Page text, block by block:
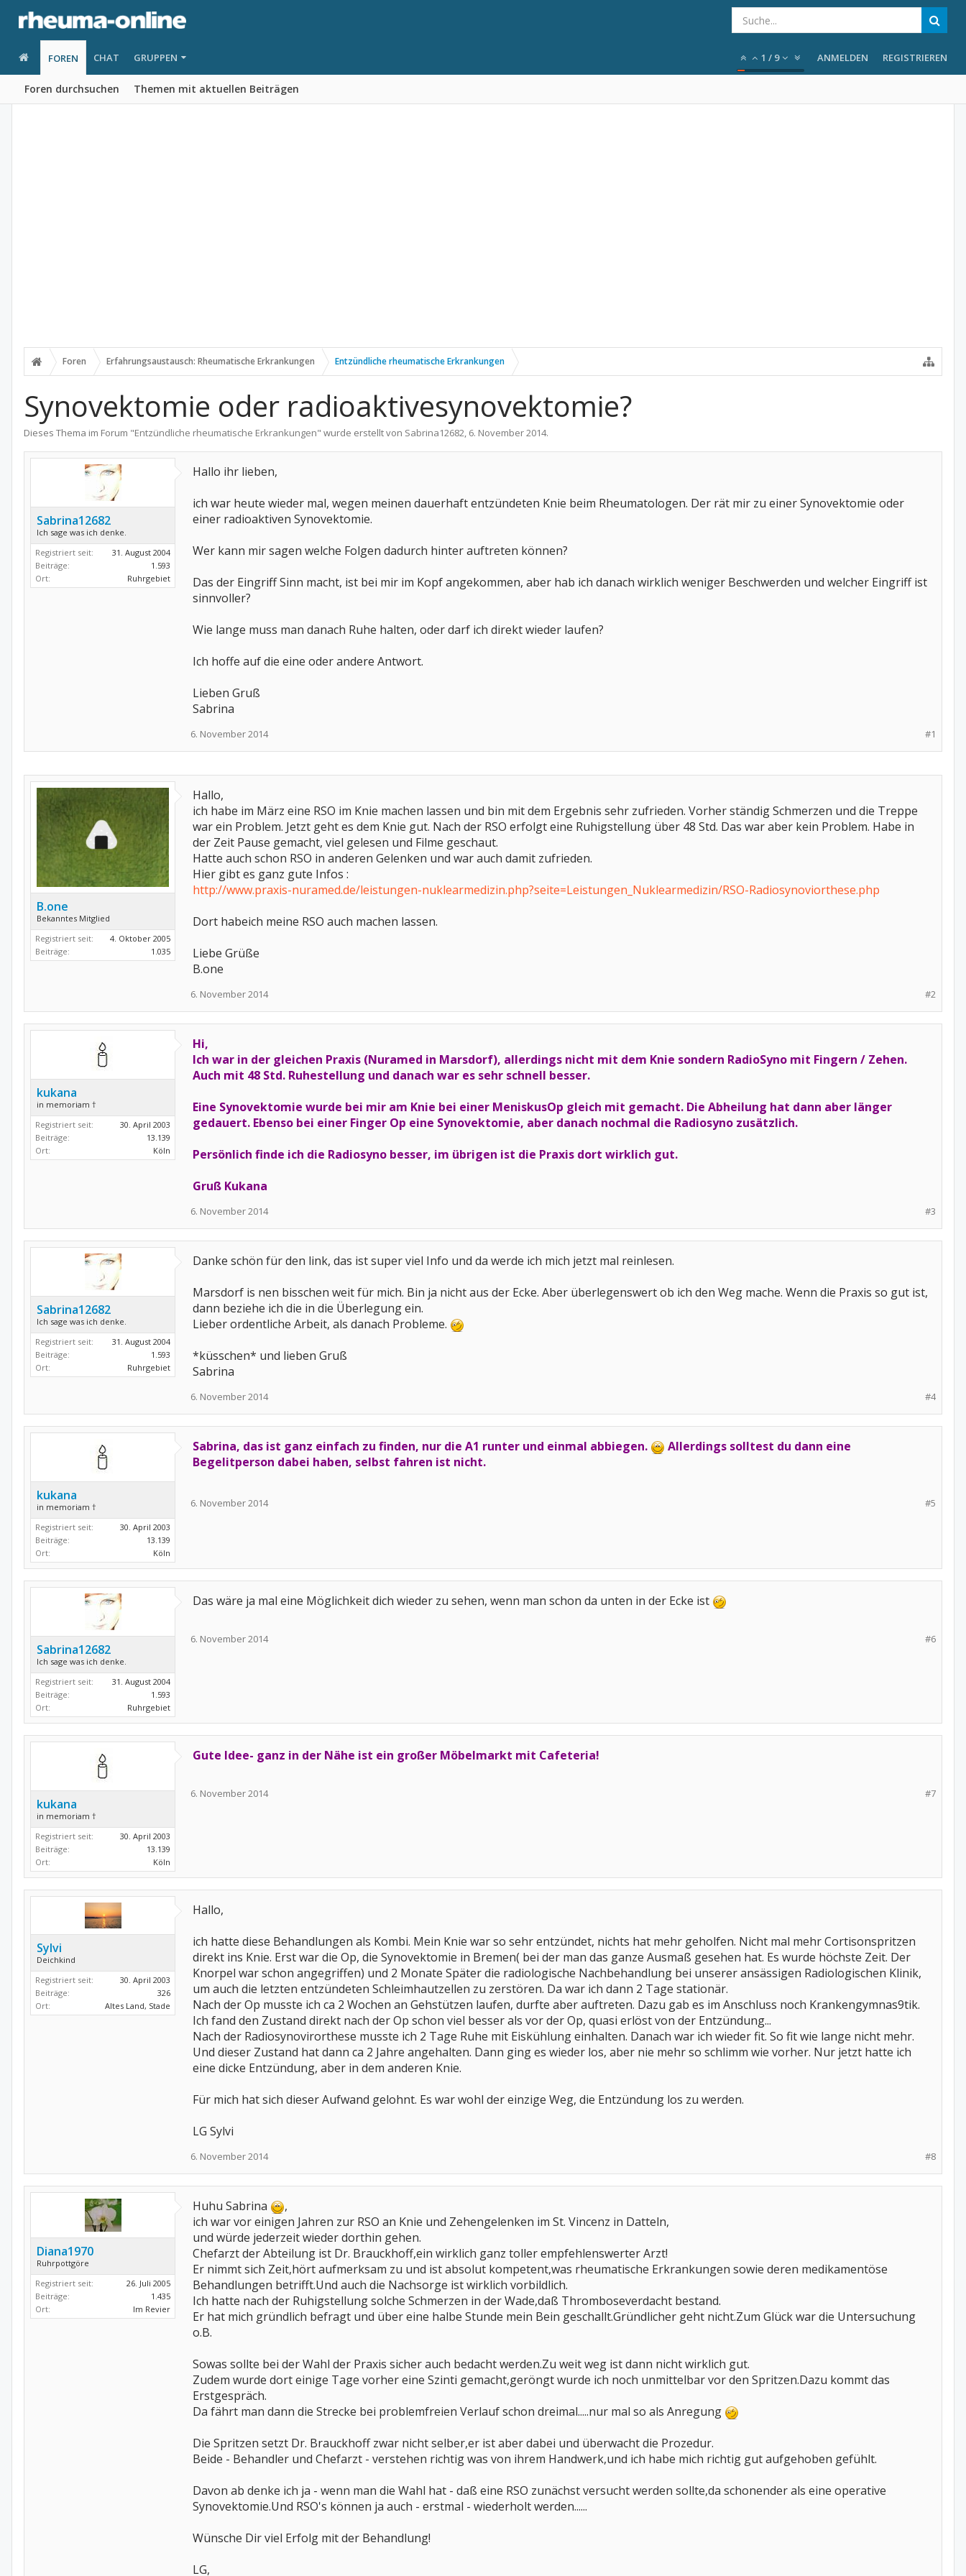
FOREN
Foren durchsuchen Themen mit aktuellen Beiträgen
CHAT GRUPPEN 1 / 9 ANMELDEN REGISTRIEREN
Foren Erfahrungsaustausch: Rheumatische Erkrankungen Entzündliche rheumatische Erkrankungen
Synovektomie oder radioaktivesynovektomie?
Dieses Thema im Forum "Entzündliche rheumatische Erkrankungen" wurde erstellt von Sabrina12682, 6. November 2014.
Sabrina12682
Ich sage was ich denke.
Registriert seit:
31. August 2004
Beiträge:
1.593
Ort:
Ruhrgebiet
Hallo ihr lieben,
ich war heute wieder mal, wegen meinen dauerhaft entzündeten Knie beim Rheumatologen. Der rät mir zu einer Synovektomie oder
einer radioaktiven Synovektomie.
Wer kann mir sagen welche Folgen dadurch hinter auftreten können?
Das der Eingriff Sinn macht, ist bei mir im Kopf angekommen, aber hab ich danach wirklich weniger Beschwerden und welcher Eingriff ist
sinnvoller?
Wie lange muss man danach Ruhe halten, oder darf ich direkt wieder laufen?
Ich hoffe auf die eine oder andere Antwort.
Lieben Gruß
Sabrina
#1
6. November 2014
B.one
Bekanntes Mitglied
Registriert seit:
4. Oktober 2005
Beiträge:
1.035
Hallo,
ich habe im März eine RSO im Knie machen lassen und bin mit dem Ergebnis sehr zufrieden. Vorher ständig Schmerzen und die Treppe
war ein Problem. Jetzt geht es dem Knie gut. Nach der RSO erfolgt eine Ruhigstellung über 48 Std. Das war aber kein Problem. Habe in
der Zeit Pause gemacht, viel gelesen und Filme geschaut.
Hatte auch schon RSO in anderen Gelenken und war auch damit zufrieden.
Hier gibt es ganz gute Infos :
http://www.praxis-nuramed.de/leistungen-nuklearmedizin.php?seite=Leistungen_Nuklearmedizin/RSO-Radiosynoviorthese.php
Dort habeich meine RSO auch machen lassen.
Liebe Grüße
B.one
#2
6. November 2014
kukana
in memoriam †
Registriert seit:
30. April 2003
Beiträge:
13.139
Ort:
Köln
Hi,
Ich war in der gleichen Praxis (Nuramed in Marsdorf), allerdings nicht mit dem Knie sondern RadioSyno mit Fingern / Zehen.
Auch mit 48 Std. Ruhestellung und danach war es sehr schnell besser.
Eine Synovektomie wurde bei mir am Knie bei einer MeniskusOp gleich mit gemacht. Die Abheilung hat dann aber länger
gedauert. Ebenso bei einer Finger Op eine Synovektomie, aber danach nochmal die Radiosyno zusätzlich.
Persönlich finde ich die Radiosyno besser, im übrigen ist die Praxis dort wirklich gut.
Gruß Kukana
#3
6. November 2014
Sabrina12682
Ich sage was ich denke.
Registriert seit:
31. August 2004
Beiträge:
1.593
Ort:
Ruhrgebiet
Danke schön für den link, das ist super viel Info und da werde ich mich jetzt mal reinlesen.
Marsdorf is nen bisschen weit für mich. Bin ja nicht aus der Ecke. Aber überlegenswert ob ich den Weg mache. Wenn die Praxis so gut ist,
dann beziehe ich die in die Überlegung ein.
Lieber ordentliche Arbeit, als danach Probleme.
*küsschen* und lieben Gruß
Sabrina
#4
6. November 2014
kukana
in memoriam †
Registriert seit:
30. April 2003
Beiträge:
13.139
Ort:
Köln
Sabrina, das ist ganz einfach zu finden, nur die A1 runter und einmal abbiegen.
Allerdings solltest du dann eine
Begelitperson dabei haben, selbst fahren ist nicht.
#5
6. November 2014
Sabrina12682
Ich sage was ich denke.
Registriert seit:
31. August 2004
Beiträge:
1.593
Ort:
Ruhrgebiet
Das wäre ja mal eine Möglichkeit dich wieder zu sehen, wenn man schon da unten in der Ecke ist
#6
6. November 2014
kukana
in memoriam †
Registriert seit:
30. April 2003
Beiträge:
13.139
Ort:
Köln
Gute Idee- ganz in der Nähe ist ein großer Möbelmarkt mit Cafeteria!
#7
6. November 2014
Sylvi
Deichkind
Registriert seit:
30. April 2003
Beiträge:
326
Ort:
Altes Land, Stade
Hallo,
ich hatte diese Behandlungen als Kombi. Mein Knie war so sehr entzündet, nichts hat mehr geholfen. Nicht mal mehr Cortisonspritzen
direkt ins Knie. Erst war die Op, die Synovektomie in Bremen( bei der man das ganze Ausmaß gesehen hat. Es wurde höchste Zeit. Der
Knorpel war schon angegriffen) und 2 Monate Später die radiologische Nachbehandlung bei unserer ansässigen Radiologischen Klinik,
um auch die letzten entzündeten Schleimhautzellen zu zerstören. Da war ich dann 2 Tage stationär.
Nach der Op musste ich ca 2 Wochen an Gehstützen laufen, durfte aber auftreten. Dazu gab es im Anschluss noch Krankengymnas9tik.
Ich fand den Zustand direkt nach der Op schon viel besser als vor der Op, quasi erlöst von der Entzündung...
Nach der Radiosynovirorthese musste ich 2 Tage Ruhe mit Eiskühlung einhalten. Danach war ich wieder fit. So fit wie lange nicht mehr.
Und dieser Zustand hat dann ca 2 Jahre angehalten. Dann ging es wieder los, aber nie mehr so schlimm wie vorher. Nur jetzt hatte ich
eine dicke Entzündung, aber in dem anderen Knie.
Für mich hat sich dieser Aufwand gelohnt. Es war wohl der einzige Weg, die Entzündung los zu werden.
LG Sylvi
#8
6. November 2014
Diana1970
Ruhrpottgöre
Registriert seit:
26. Juli 2005
Beiträge:
1.435
Ort:
Im Revier
Huhu Sabrina
,
ich war vor einigen Jahren zur RSO an Knie und Zehengelenken im St. Vincenz in Datteln,
und würde jederzeit wieder dorthin gehen.
Chefarzt der Abteilung ist Dr. Brauckhoff,ein wirklich ganz toller empfehlenswerter Arzt!
Er nimmt sich Zeit,hört aufmerksam zu und ist absolut kompetent,was rheumatische Erkrankungen sowie deren medikamentöse
Behandlungen betrifft.Und auch die Nachsorge ist wirklich vorbildlich.
Ich hatte nach der Ruhigstellung solche Schmerzen in der Wade,daß Thromboseverdacht bestand.
Er hat mich gründlich befragt und über eine halbe Stunde mein Bein geschallt.Gründlicher geht nicht.Zum Glück war die Untersuchung
o.B.
Sowas sollte bei der Wahl der Praxis sicher auch bedacht werden.Zu weit weg ist dann nicht wirklich gut.
Zudem wurde dort einige Tage vorher eine Szinti gemacht,geröngt wurde ich noch unmittelbar vor den Spritzen.Dazu kommt das
Erstgespräch.
Da fährt man dann die Strecke bei problemfreien Verlauf schon dreimal.....nur mal so als Anregung
Die Spritzen setzt Dr. Brauckhoff zwar nicht selber,er ist aber dabei und überwacht die Prozedur.
Beide - Behandler und Chefarzt - verstehen richtig was von ihrem Handwerk,und ich habe mich richtig gut aufgehoben gefühlt.
Davon ab denke ich ja - wenn man die Wahl hat - daß eine RSO zunächst versucht werden sollte,da schonender als eine operative
Synovektomie.Und RSO's können ja auch - erstmal - wiederholt werden......
Wünsche Dir viel Erfolg mit der Behandlung!
LG,